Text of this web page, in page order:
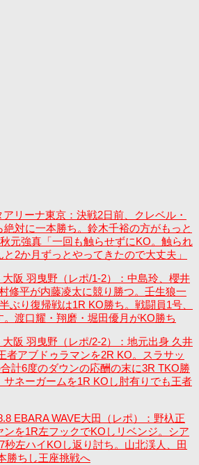
アリーナ東京：決戦2日前、クレベル・
絶対に一本勝ち。鈴木千裕の方がもっと
元強真「一回も触らせずにKO。触られ
2か月ずっとやってきたので大丈夫」
阪 羽曳野（レポ/1-2）：中島玲、櫻井
修平が内藤凌太に競り勝つ。壬生狼一
ぶり復帰戦は1R KO勝ち。戦闘員1号、
。渡口耀・翔磨・堀田優月がKO勝ち
阪 羽曳野（レポ/2-2）：地元出身 久井
者アブドゥラマンを2R KO。スラサッ
合計6度のダウンの応酬の末に3R TKO勝
サネーガームを1R KOし肘有りでも王者
EBARA WAVE大田（レポ）：野杁正
ンを1R左フックでKOしリベンジ。シア
秒左ハイKOし返り討ち。山北渓人、田
勝ちし王座挑戦へ